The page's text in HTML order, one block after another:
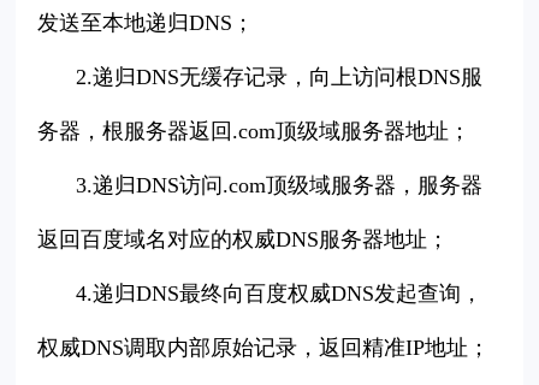
发送至本地递归DNS；
2.递归DNS无缓存记录，向上访问根DNS服
务器，根服务器返回.com顶级域服务器地址；
3.递归DNS访问.com顶级域服务器，服务器
返回百度域名对应的权威DNS服务器地址；
4.递归DNS最终向百度权威DNS发起查询，
权威DNS调取内部原始记录，返回精准IP地址；